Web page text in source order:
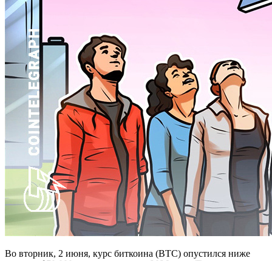
Во вторник, 2 июня, курс биткоина (BTC) опустился ниже